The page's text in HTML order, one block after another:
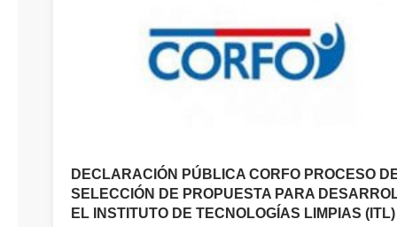
DECLARACIÓN PÚBLICA CORFO PROCESO
SELECCIÓN DE PROPUESTA PARA
EL INSTITUTO DE TECNOLOGÍAS LIMPIAS (ITL)